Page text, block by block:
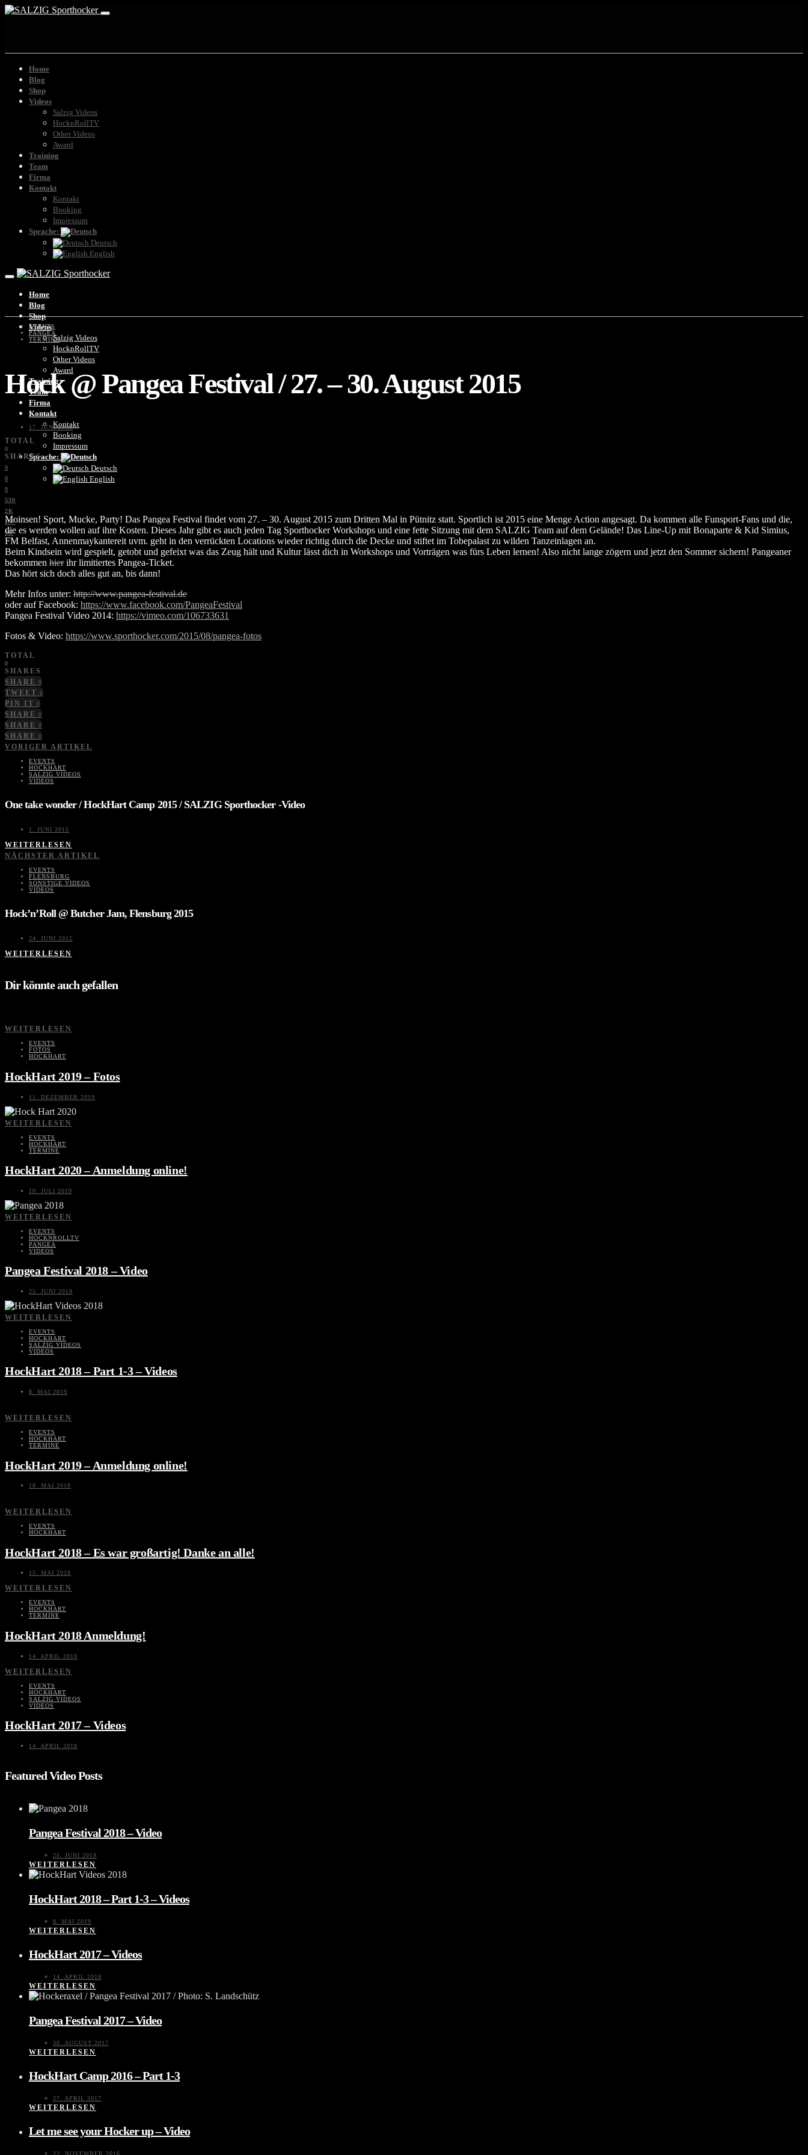
Home
Blog
Shop
Videos
Salzig Videos
HocknRollTV
Other Videos
Award
Training
Team
Firma
Kontakt
Kontakt
Booking
Impressum
Sprache:
Deutsch
English
Home
Blog
Shop
Videos
Salzig Videos
HocknRollTV
Other Videos
Award
Training
Team
Firma
Kontakt
Kontakt
Booking
Impressum
Sprache:
Deutsch
English
530
2K
197
3K
EVENTS
PANGEA
TERMINE
Hock @ Pangea Festival / 27. – 30. August 2015
17. JUNI 2015
TOTAL
0
SHARES
0
0
0
Moinsen! Sport, Mucke, Party! Das Pangea Festival findet vom 27. – 30. August 2015 zum Dritten Mal in Pütnitz statt. Sportlich ist 2015 eine Menge Action angesagt. Da kommen alle Funsport-Fans und die,
die es werden wollen auf ihre Kosten. Dieses Jahr gibt es auch jeden Tag Sporthocker Workshops und eine fette Sitzung mit dem SALZIG Team auf dem Gelände! Das Line-Up mit Bonaparte & Kid Simius,
FM Belfast, Annenmaykantereit uvm. geht in den verrückten Locations wieder richtig durch die Decke und stiftet im Tobepalast zu wilden Tanzeinlagen an.
Beim Kindsein wird gespielt, getobt und gefeixt was das Zeug hält und Kultur lässt dich in Workshops und Vorträgen was fürs Leben lernen! Also nicht lange zögern und jetzt den Sommer sichern! Pangeaner
bekommen hierihr limitiertes Pangea-Ticket.
Das hört sich doch alles gut an, bis dann!
Mehr Infos unter: http://www.pangea-festival.de
oder auf Facebook: https://www.facebook.com/PangeaFestival
Pangea Festival Video 2014: https://vimeo.com/106733631
Fotos & Video: https://www.sporthocker.com/2015/08/pangea-fotos
TOTAL
0
SHARES
SHARE 0
TWEET 0
PIN IT 0
SHARE 0
SHARE 0
SHARE 0
VORIGER ARTIKEL
EVENTS
HOCKHART
SALZIG VIDEOS
VIDEOS
One take wonder / HockHart Camp 2015 / SALZIG Sporthocker -Video
1. JUNI 2015
WEITERLESEN
NÄCHSTER ARTIKEL
EVENTS
FLENSBURG
SONSTIGE VIDEOS
VIDEOS
Hock’n’Roll @ Butcher Jam, Flensburg 2015
24. JUNI 2015
WEITERLESEN
Dir könnte auch gefallen
WEITERLESEN
EVENTS
FOTOS
HOCKHART
HockHart 2019 – Fotos
11. DEZEMBER 2019
WEITERLESEN
EVENTS
HOCKHART
TERMINE
HockHart 2020 – Anmeldung online!
10. JULI 2019
WEITERLESEN
EVENTS
HOCKNROLLTV
PANGEA
VIDEOS
Pangea Festival 2018 – Video
25. JUNI 2019
WEITERLESEN
EVENTS
HOCKHART
SALZIG VIDEOS
VIDEOS
HockHart 2018 – Part 1-3 – Videos
8. MAI 2019
WEITERLESEN
EVENTS
HOCKHART
TERMINE
HockHart 2019 – Anmeldung online!
18. MAI 2018
WEITERLESEN
EVENTS
HOCKHART
HockHart 2018 – Es war großartig! Danke an alle!
15. MAI 2018
WEITERLESEN
EVENTS
HOCKHART
TERMINE
HockHart 2018 Anmeldung!
14. APRIL 2018
WEITERLESEN
EVENTS
HOCKHART
SALZIG VIDEOS
VIDEOS
HockHart 2017 – Videos
14. APRIL 2018
Featured Video Posts
Pangea Festival 2018 – Video
25. JUNI 2019
WEITERLESEN
HockHart 2018 – Part 1-3 – Videos
8. MAI 2019
WEITERLESEN
HockHart 2017 – Videos
14. APRIL 2018
WEITERLESEN
Pangea Festival 2017 – Video
30. AUGUST 2017
WEITERLESEN
HockHart Camp 2016 – Part 1-3
27. APRIL 2017
WEITERLESEN
Let me see your Hocker up – Video
22. NOVEMBER 2016